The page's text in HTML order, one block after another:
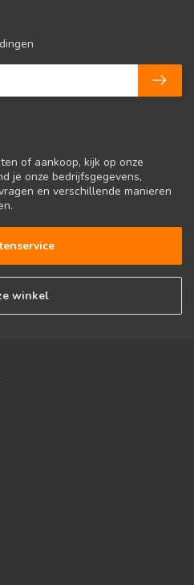
of aankoop, kijk op onze
je onze bedrijfsgegevens,
en verschillende manieren
winkel